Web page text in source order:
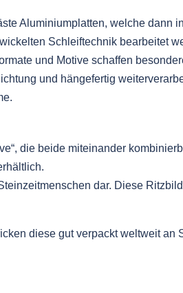
Aluminiumplatten, welche dann in
Schleiftechnik bearbeitet
und Motive schaffen
und hängefertig
die beide miteinander
dar. Diese
diese gut verpackt weltweit an